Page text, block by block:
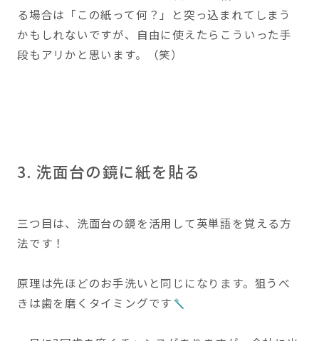
る場合は「この紙って何？」と突っ込まれてしまう
かもしれないですが、自由に使えたらこういった手
段もアリかと思います。（笑）
3. 洗面台の鏡に紙を貼る
三つ目は、洗面台の鏡を活用して英単語を覚える方
法です！
原理は先ほどのお手洗いと同じになります。狙うべ
きは歯を磨くタイミングです